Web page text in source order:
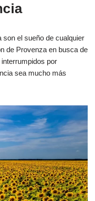
son el sueño de cualquier
de Provenza en busca de
por
sea mucho más